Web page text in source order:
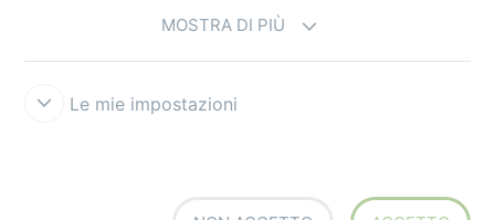
MOSTRA DI PIÙ
Le mie impostazioni